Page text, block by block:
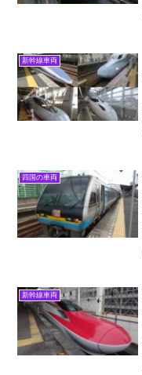
新幹線車両
四国の車両
新幹線車両